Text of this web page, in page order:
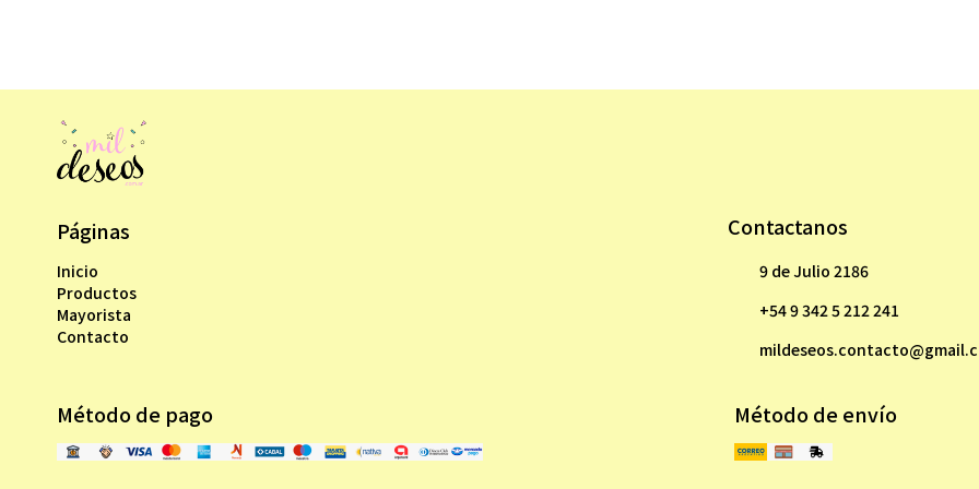
Páginas
Inicio
Productos
Mayorista
Contacto
Contactanos
9 de Julio 2186
+54 9 342 5 212 241
Método de pago Método de envío